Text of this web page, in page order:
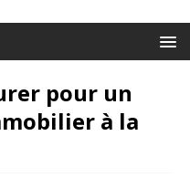
pour un
à la